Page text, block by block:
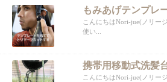
こんにちはNori-jue(ノリー
使い...
こんにちはNori-jue(ノリー